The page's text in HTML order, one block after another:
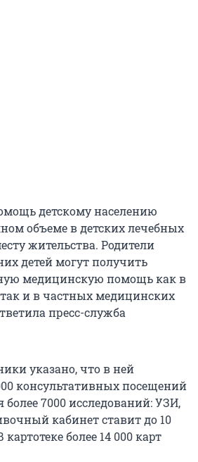
детскому населению
объеме в детских лечебных
жительства. Родители
детей могут получить
медицинскую помощь как в
и в частных медицинских
пресс-служба
указано, что в ней
консультативных посещений
более 7000 исследований: УЗИ,
кабинет ставит до 10
более 14 000 карт